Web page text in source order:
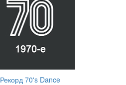
Рекорд 70's Dance